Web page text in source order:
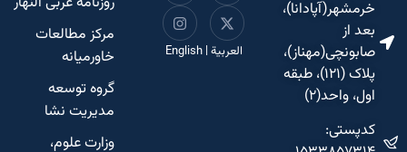
خرمشهر(آپادانا)،
بعد از
صابونچی(مهناز)،
پلاک (۱۲۱)، طبقه
اول، واحد(۲)
کدپستی:
العربية|
English
مرکز مطالعات
خاورمیانه
گروه توسعه
مدیریت نشا
وزارت علوم،